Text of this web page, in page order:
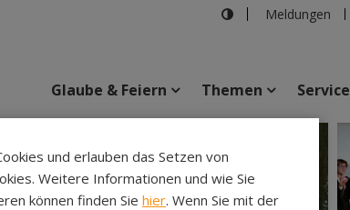
Meldungen
Veranstaltungen
Glaube & Feiern Themen Service
und erlauben das Setzen von
Weitere Informationen und wie Sie
können finden Sie hier. Wenn Sie mit der